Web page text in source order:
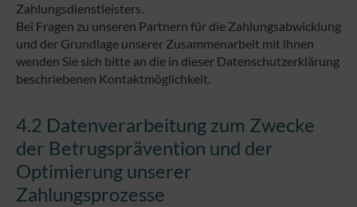
Zahlungsdienstleisters.
Bei Fragen zu unseren Partnern für die Zahlungsabwicklung
und der Grundlage unserer Zusammenarbeit mit ihnen
wenden Sie sich bitte an die in dieser Datenschutzerklärung
beschriebenen Kontaktmöglichkeit.
4.2 Datenverarbeitung zum Zwecke
der Betrugsprävention und der
Optimierung unserer
Zahlungsprozesse